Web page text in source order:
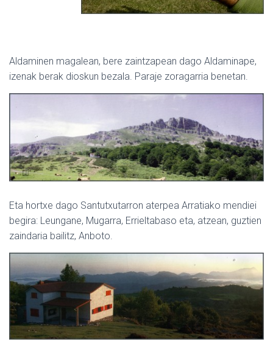
Aldaminen magalean, bere zaintzapean dago Aldaminape,
izenak berak dioskun bezala. Paraje zoragarria benetan.
Eta hortxe dago Santutxutarron aterpea Arratiako mendiei
begira: Leungane, Mugarra, Errieltabaso eta, atzean, guztien
zaindaria bailitz, Anboto.